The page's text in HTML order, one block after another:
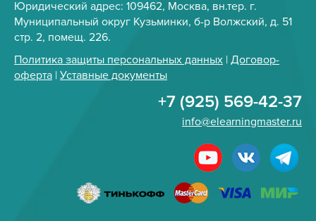
Юридический адрес: 109462, Москва, вн.тер. г.
Муниципальный округ Кузьминки, б-р Волжский, д. 51
стр. 2, помещ. 226.
Политика защиты персональных данных | Договор-
оферта | Уставные документы
+7 (925) 569-42-37
info@elearningmaster.ru